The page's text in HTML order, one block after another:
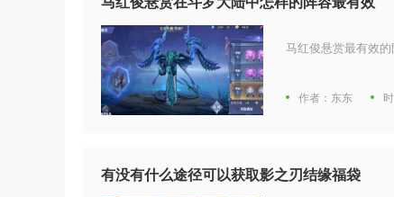
马红俊悬赏最有效
作者：东东
有没有什么途径可以获取影之刃结缘福袋